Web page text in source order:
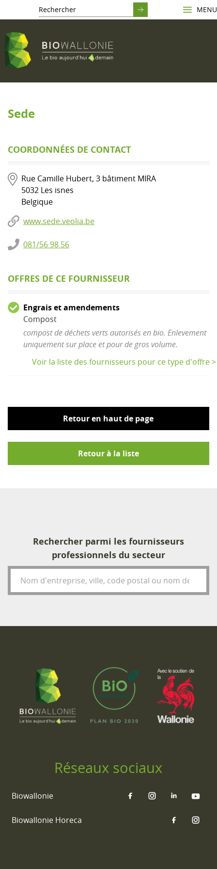
MENU
Sede
COORDONNÉES DE CONTACT
Rue Camille Hubert, 3 bâtiment MIRA
5032 Les isnes
Belgique
www.sede.veolia.be
081/56 98 56
OFFRES DE CE FOURNISSEUR
Engrais et amendements
Compost
compost de déchets verts autorisés en bio. Enlevement
uniquement sur place et pour de gros volume.
Voir la liste des fournisseurs pour ce type d'offre >
Retour en haut de page
Retour à la liste
Rechercher parmi les fournisseurs
professionnels du secteur
Réseaux sociaux
Biowallonie
Biowallonie Horeca